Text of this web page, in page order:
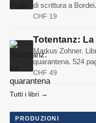
di scrittura a Bordei.
CHF 19
Totentanz:
Markus Zohner.
quarantena. 524
CHF 49
Tutti i libri →
PRODUZIONI